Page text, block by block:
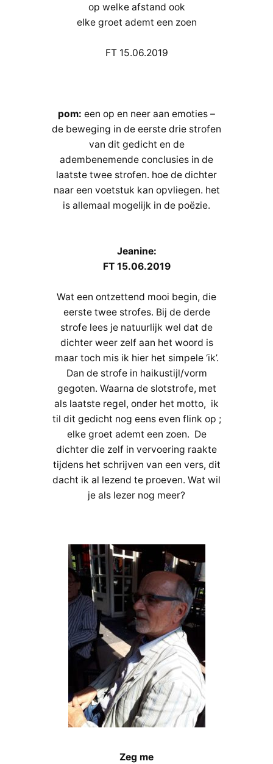
op welke afstand ook
elke groet ademt een zoen
FT 15.06.2019
pom: een op en neer aan emoties –
de beweging in de eerste drie strofen
van dit gedicht en de
adembenemende conclusies in de
laatste twee strofen. hoe de dichter
naar een voetstuk kan opvliegen. het
is allemaal mogelijk in de poëzie.
Jeanine:
FT 15.06.2019
Wat een ontzettend mooi begin, die
eerste twee strofes. Bij de derde
strofe lees je natuurlijk wel dat de
dichter weer zelf aan het woord is
maar toch mis ik hier het simpele ‘ik’.
Dan de strofe in haikustijl/vorm
gegoten. Waarna de slotstrofe, met
als laatste regel, onder het motto, ik
til dit gedicht nog eens even flink op ;
elke groet ademt een zoen. De
dichter die zelf in vervoering raakte
tijdens het schrijven van een vers, dit
dacht ik al lezend te proeven. Wat wil
je als lezer nog meer?
Zeg me